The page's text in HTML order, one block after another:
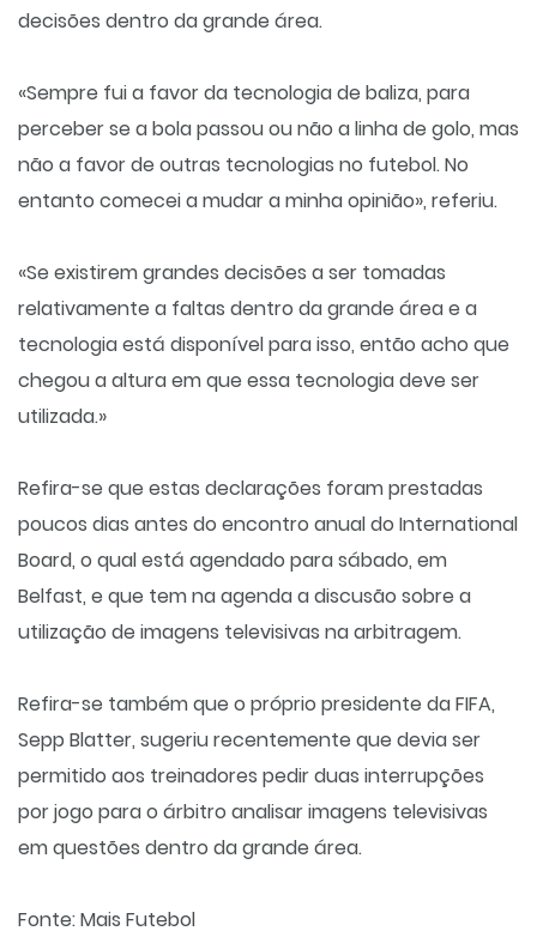
decisões dentro da grande área.
«Sempre fui a favor da tecnologia de baliza, para
perceber se a bola passou ou não a linha de golo, mas
não a favor de outras tecnologias no futebol. No
entanto comecei a mudar a minha opinião», referiu.
«Se existirem grandes decisões a ser tomadas
relativamente a faltas dentro da grande área e a
tecnologia está disponível para isso, então acho que
chegou a altura em que essa tecnologia deve ser
utilizada.»
Refira-se que estas declarações foram prestadas
poucos dias antes do encontro anual do International
Board, o qual está agendado para sábado, em
Belfast, e que tem na agenda a discusão sobre a
utilização de imagens televisivas na arbitragem.
Refira-se também que o próprio presidente da FIFA,
Sepp Blatter, sugeriu recentemente que devia ser
permitido aos treinadores pedir duas interrupções
por jogo para o árbitro analisar imagens televisivas
em questões dentro da grande área.
Fonte: Mais Futebol